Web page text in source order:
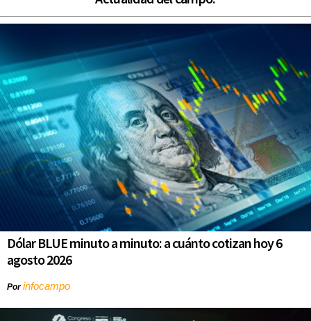
Dólar BLUE minuto a minuto: a cuánto cotizan hoy 6
agosto 2026
Porinfocampo